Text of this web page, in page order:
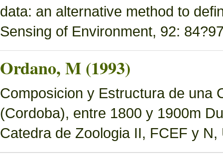
data: an alternative method to
Sensing of Environment, 92:
Ordano, M (1993)
Composicion y Estructura de una
(Cordoba), entre 1800 y 1900m
Catedra de Zoologia II, FCEF y N,